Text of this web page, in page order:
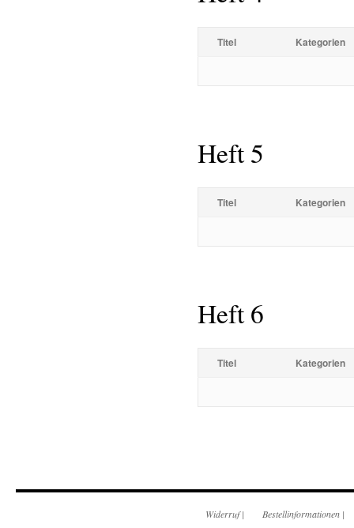
Titel Kategorien
Heft 5
Titel Kategorien
Heft 6
Titel Kategorien
Widerruf| Bestellinformationen |